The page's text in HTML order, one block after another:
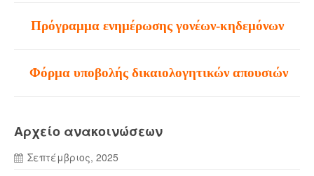
Πρόγραμμα ενημέρωσης γονέων-κηδεμόνων
Φόρμα υποβολής δικαιολογητικών απουσιών
Αρχείο ανακοινώσεων
Σεπτέμβριος, 2025